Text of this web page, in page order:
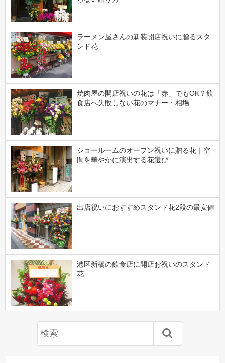
ラーメン屋さんの新装開店祝いに贈るスタ
ンド花
焼肉屋の開店祝いの花は「赤」でもOK？飲
食店へ失敗しない花のマナー・相場
ショールームのオープン祝いに贈る花｜空
間を華やかに演出する花選び
出店祝いにおすすめスタンド花2段の最安値
港区新橋の飲食店に開店お祝いのスタンド
花